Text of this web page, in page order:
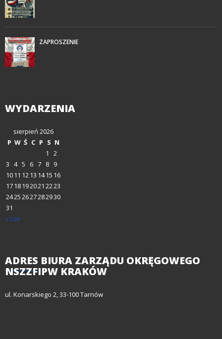
ZAPROSZENIE
WYDARZENIA
sierpień 2026
P W Ś C P S N
1
2
3 4 5 6 7 8 9
1011 1213 1415 16
1718192021 2223
24252627282930
31
« cze
ADRES BIURA ZARZĄDU OKRĘGOWEGO
NSZZFIPW KRAKÓW
ul. Konarskiego 2, 33-100 Tarnów